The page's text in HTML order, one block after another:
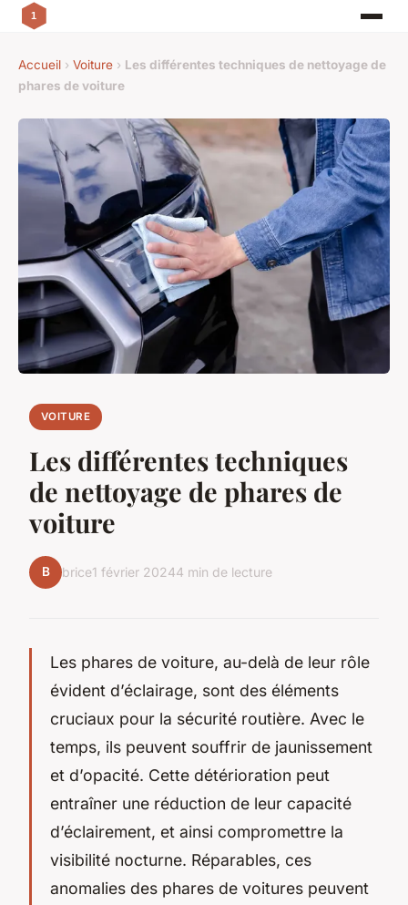
Accueil › Voiture › Les différentes techniques de nettoyage de
phares de voiture
VOITURE
Les différentes techniques
de nettoyage de phares de
voiture
B brice1 février 20244 min de lecture
Les phares de voiture, au-delà de leur rôle
évident d’éclairage, sont des éléments
cruciaux pour la sécurité routière. Avec le
temps, ils peuvent souffrir de jaunissement
et d’opacité. Cette détérioration peut
entraîner une réduction de leur capacité
d’éclairement, et ainsi compromettre la
visibilité nocturne. Réparables, ces
anomalies des phares de voitures peuvent